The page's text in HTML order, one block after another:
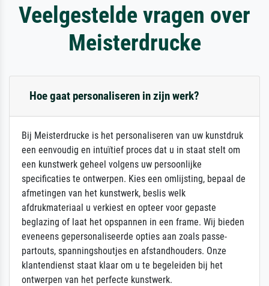
Veelgestelde vragen over
Meisterdrucke
Hoe gaat personaliseren in zijn werk?
Bij Meisterdrucke is het personaliseren van uw kunstdruk
een eenvoudig en intuïtief proces dat u in staat stelt om
een kunstwerk geheel volgens uw persoonlijke
specificaties te ontwerpen. Kies een omlijsting, bepaal de
afmetingen van het kunstwerk, beslis welk
afdrukmateriaal u verkiest en opteer voor gepaste
beglazing of laat het opspannen in een frame. Wij bieden
eveneens gepersonaliseerde opties aan zoals passe-
partouts, spanningshoutjes en afstandhouders. Onze
klantendienst staat klaar om u te begeleiden bij het
ontwerpen van het perfecte kunstwerk.